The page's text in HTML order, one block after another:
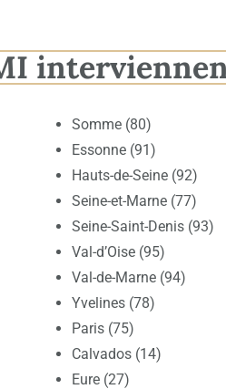
Somme (80)
Essonne (91)
Hauts-de-Seine (92)
Seine-et-Marne (77)
Seine-Saint-Denis (93)
Val-d’Oise (95)
Val-de-Marne (94)
Yvelines (78)
Paris (75)
Calvados (14)
Eure (27)